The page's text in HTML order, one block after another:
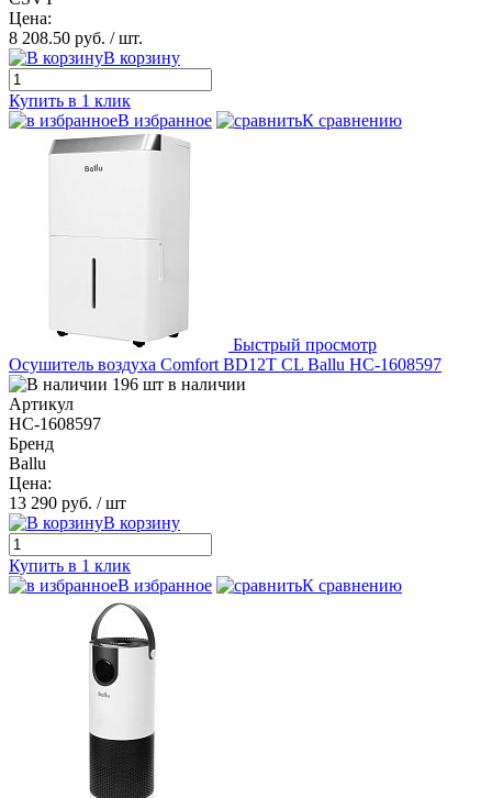
Цена:
8 208.50 руб. / шт.
В корзину
Купить в 1 клик
В избранное
К сравнению
Быстрый просмотр
Осушитель воздуха Comfort BD12T CL Ballu НС-1608597
196 шт в наличии
Артикул
НС-1608597
Бренд
Ballu
Цена:
13 290 руб. / шт
В корзину
Купить в 1 клик
В избранное
К сравнению